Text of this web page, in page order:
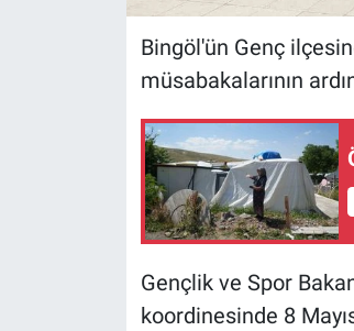
Bingöl'ün Genç
müsabakalarının
Gençlik ve Spor
koordinesinde 8